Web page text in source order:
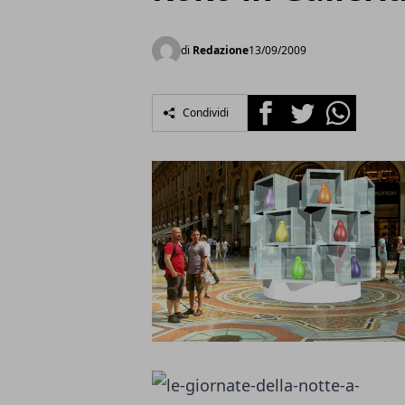
di Redazione13/09/2009
Condividi FacebookTwitterWhatsapp